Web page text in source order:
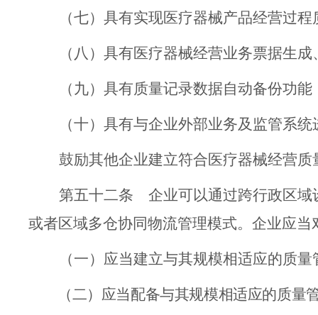
（七）具有实现医疗器械产品经营过程
（八）具有医疗器械经营业务票据生
（九）具有质量记录数据自动备份功
（十）具有与企业外部业务及监管系
鼓励其他企业建立符合医疗器械经营
第五十二条 企业可以通过跨行政区域
或者区域多仓协同物流管理模式。企业应
（一） 应当建立与其规模相适应的质量
（二） 应当配备与其规模相适应的质量